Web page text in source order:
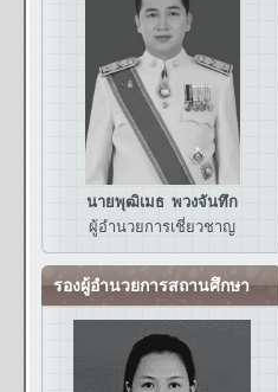
นายพุฒิเมธ พวงจันทึก
ผู้อำนวยการเชี่ยวชาญ
รองผู้อำนวยการสถานศึกษา